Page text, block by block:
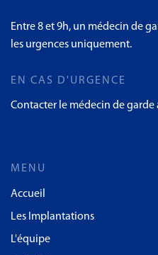
Entre 8 et 9h, un médecin de
les urgences uniquement.
EN CAS D'URGENCE
Contacter le médecin de garde
MENU
Accueil
Les Implantations
L'équipe